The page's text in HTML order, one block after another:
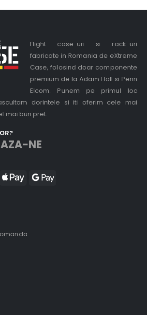
Flight case-uri si rack-uri
fabricate in Romania de eXtreme
Case, folosind doar componente
premium de la Adam Hall si Penn
Elcom. Punem pe primul loc
dorintele si iti oferim cele mai
mai bun pret.
NE